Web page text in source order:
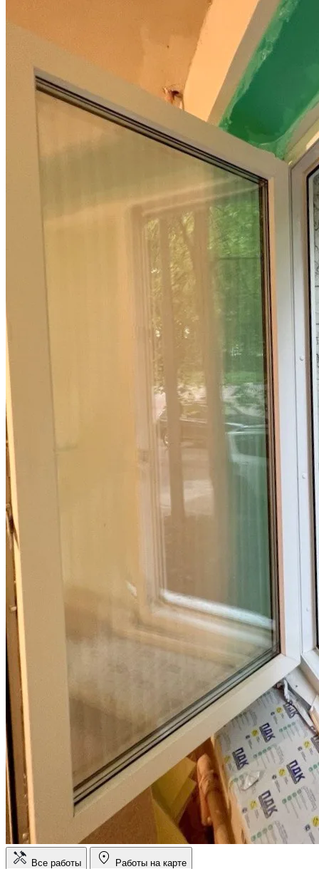
Все работы Работы на карте